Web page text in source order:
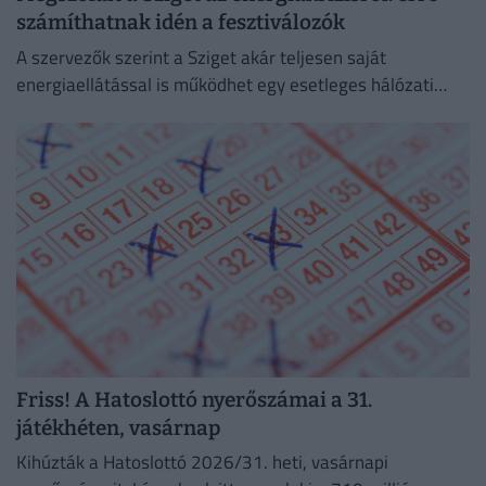
számíthatnak idén a fesztiválozók
A szervezők szerint a Sziget akár teljesen saját
energiaellátással is működhet egy esetleges hálózati
Friss! A Hatoslottó nyerőszámai a 31.
játékhéten, vasárnap
Kihúzták a Hatoslottó 2026/31. heti, vasárnapi